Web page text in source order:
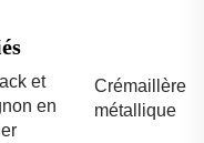
et
en
Crémaillère
métallique